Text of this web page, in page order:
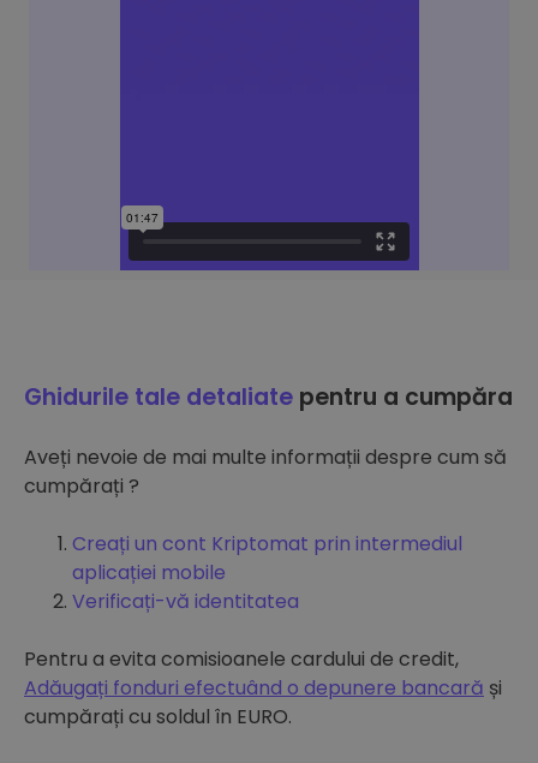
Ghidurile tale detaliate pentru a cumpăra
Aveți nevoie de mai multe informații despre cum să
cumpărați ?
Creați un cont Kriptomat prin intermediul
aplicației mobile
Verificați-vă identitatea
Pentru a evita comisioanele cardului de credit,
Adăugați fonduri efectuând o depunere bancară și
cumpărați cu soldul în EURO.